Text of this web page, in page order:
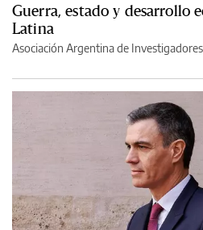
Guerra, estado y desarrollo
Latina
Asociación Argentina de